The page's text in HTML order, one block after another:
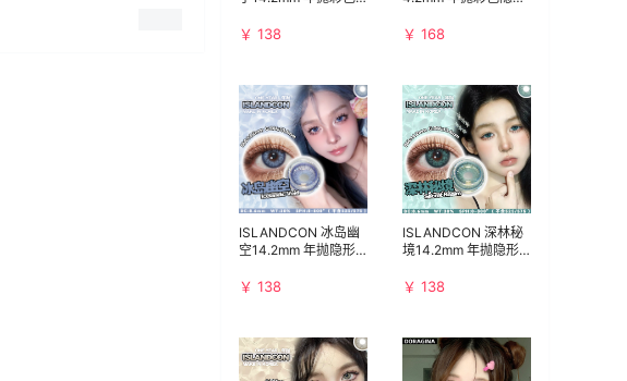
右眼度数可不同
￥ 138
度数可不同
￥ 168
ISLANDCON 冰岛幽
空14.2mm 年抛隐形
数可不同
￥ 138
ISLANDCON 深林秘
境14.2mm 年抛隐形
数可不同
￥ 138